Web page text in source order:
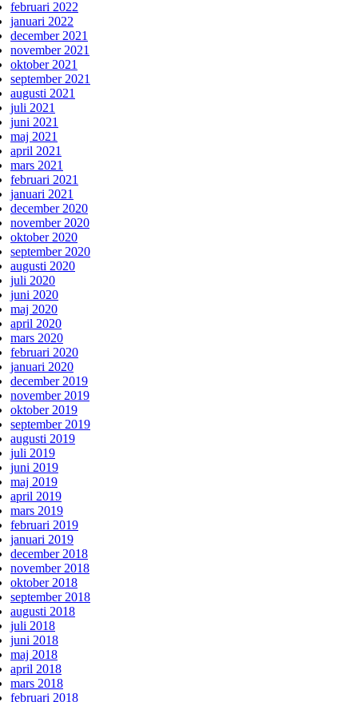
februari 2022
januari 2022
december 2021
november 2021
oktober 2021
september 2021
augusti 2021
juli 2021
juni 2021
maj 2021
april 2021
mars 2021
februari 2021
januari 2021
december 2020
november 2020
oktober 2020
september 2020
augusti 2020
juli 2020
juni 2020
maj 2020
april 2020
mars 2020
februari 2020
januari 2020
december 2019
november 2019
oktober 2019
september 2019
augusti 2019
juli 2019
juni 2019
maj 2019
april 2019
mars 2019
februari 2019
januari 2019
december 2018
november 2018
oktober 2018
september 2018
augusti 2018
juli 2018
juni 2018
maj 2018
april 2018
mars 2018
februari 2018